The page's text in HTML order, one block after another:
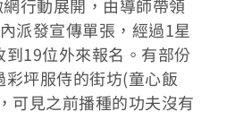
行動展開，由導師帶領
派發宣傳單張，經過1星
19位外來報名。有部份
坪服侍的街坊(童心飯
可見之前播種的功夫沒有